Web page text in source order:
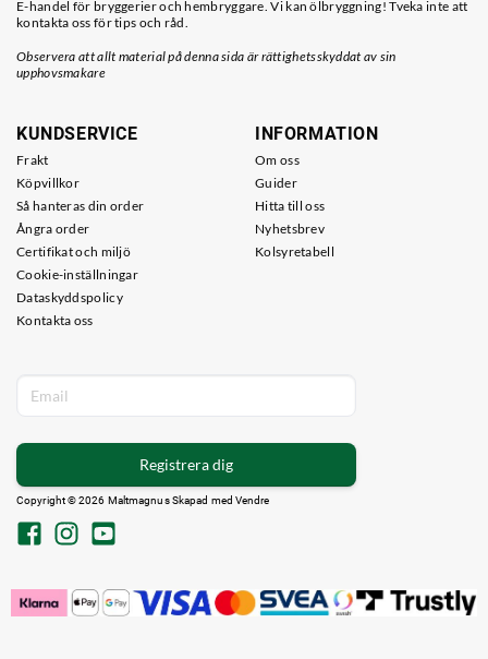
E-handel för bryggerier och hembryggare. Vi kan ölbryggning! Tveka inte att
kontakta oss för tips och råd.
Observera att allt material på denna sida är rättighetsskyddat av sin
upphovsmakare
KUNDSERVICE
Frakt
Köpvillkor
Så hanteras din order
Ångra order
Certifikat och miljö
Cookie-inställningar
Dataskyddspolicy
Kontakta oss
INFORMATION
Om oss
Guider
Hitta till oss
Nyhetsbrev
Kolsyretabell
Registrera dig
Copyright © 2026 Maltmagnus Skapad med Vendre